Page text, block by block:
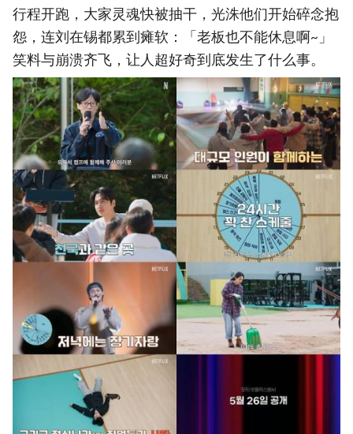
行程开跑，大家灵魂快被抽干，光洙他们开始碎念抱
怨，连刘在锡都累到瘫软：「老板也不能休息啊~」
笑料与崩溃齐飞，让人超好奇到底发生了什么事。